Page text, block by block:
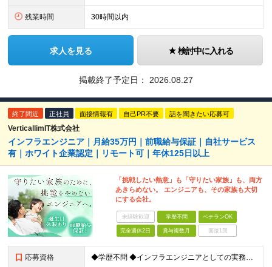
残業時間 30時間以内
求人を見る 検討中に入れる
掲載終了予定日： 2026.08.27
終了間近 正社員 面接情報有 自己PR不要 話を聞きたい応募可
VerticallimIT株式会社
インフラエンジニア｜月給35万円｜前職給与保証｜自社サービス
有｜ホワイト企業認定｜リモート可｜年休125日以上
「挑戦したい熱意」も「守りたい家族」も、両方
あきらめない。 エンジニアも、その家族も大切
にする会社。
未経験歓迎 学歴不問 ベテランOK
完全週休2日 賞与複数月 面接1回
応募資格 ◆学歴不問 ◆インフラエンジニアとしての実務経験をお持ちの方（年数不問） ＜‥こんな方におすすめ‥＞ □ チームの一員として安心感のある環境で働きたい □ 新しい技術やクラウド領域にどんどん挑戦して